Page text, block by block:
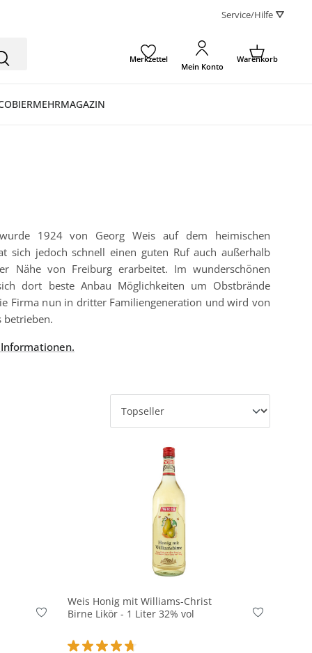
Service/Hilfe ⛛
Merkzettel
Mein Konto
Warenkorb
BIERMEHRMAGAZIN
1924 von Georg Weis auf dem heimischen
sich jedoch schnell einen guten Ruf auch außerhalb
Nähe von Freiburg erarbeitet. Im wunderschönen
dort beste Anbau Möglichkeiten um Obstbrände
Firma nun in dritter Familiengeneration und wird von
betrieben.
Weis Honig mit Williams-Christ
Birne Likör - 1 Liter 32% vol
In den Korb